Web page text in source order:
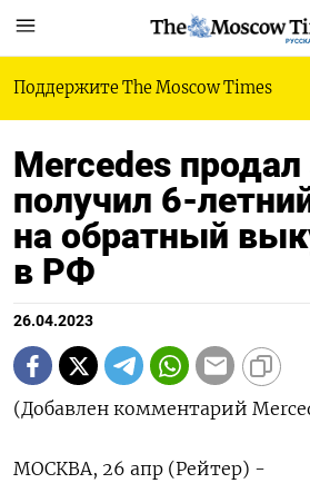
Поддержите The Moscow Times
Mercedes
получил 6-
на обратный
в РФ
26.04.2023
(Добавлен комментарий
МОСКВА, 26 апр (Рейтер) -